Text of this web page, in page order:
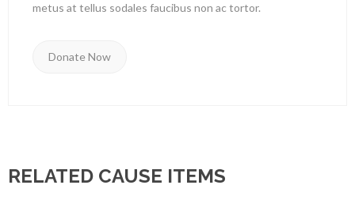
metus at tellus sodales faucibus non ac tortor.
Donate Now
RELATED CAUSE ITEMS